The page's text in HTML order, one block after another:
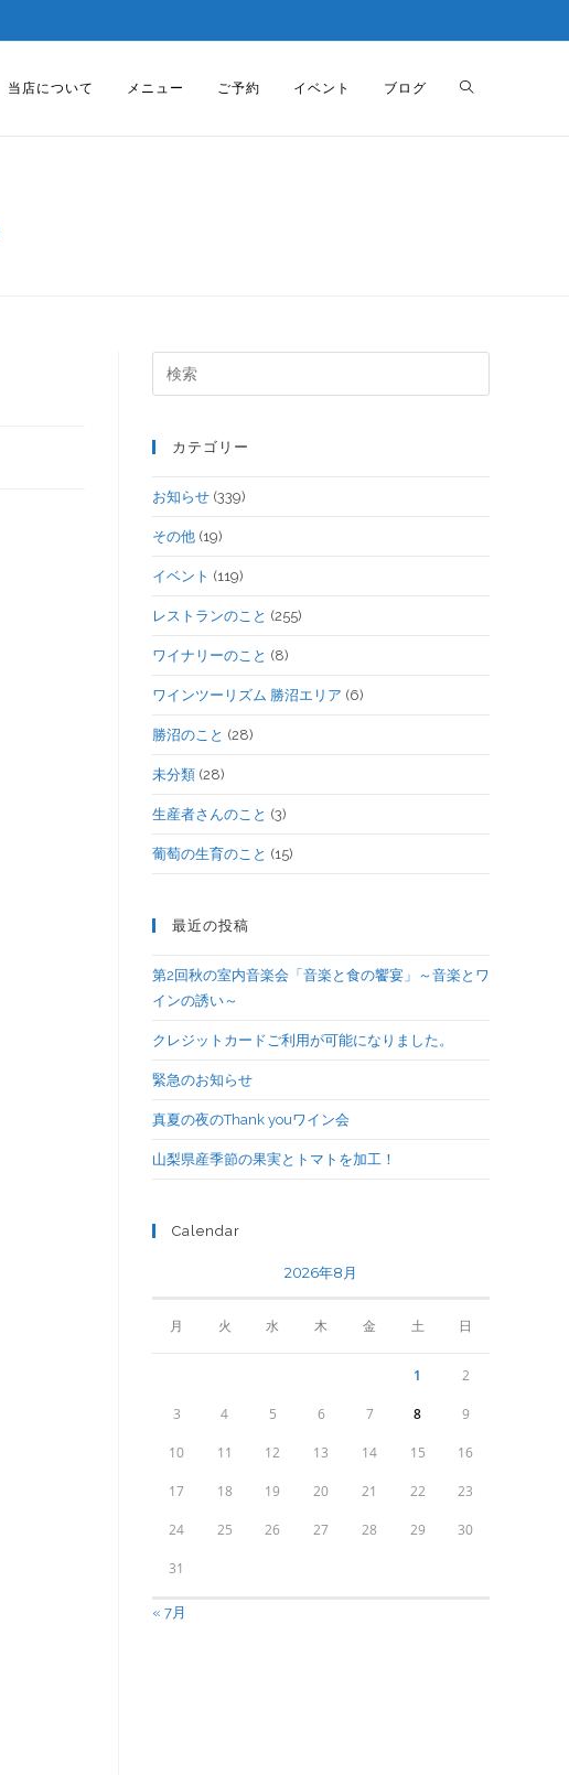
当店について メニュー ご予約 イベント ブログ
カテゴリー
お知らせ (339)
その他 (19)
イベント (119)
レストランのこと (255)
ワイナリーのこと (8)
ワインツーリズム 勝沼エリア (6)
勝沼のこと (28)
未分類 (28)
生産者さんのこと (3)
葡萄の生育のこと (15)
最近の投稿
第2回秋の室内音楽会「音楽と食の饗宴」～音楽とワ
インの誘い～
クレジットカードご利用が可能になりました。
緊急のお知らせ
真夏の夜のThank youワイン会
山梨県産季節の果実とトマトを加工！
Calendar
2026年8月
月 火 水 木 金 土 日
1 2
3 4 5 6 7 8 9
10 11 12 13 14 15 16
17 18 19 20 21 22 23
24 25 26 27 28 29 30
31
« 7月